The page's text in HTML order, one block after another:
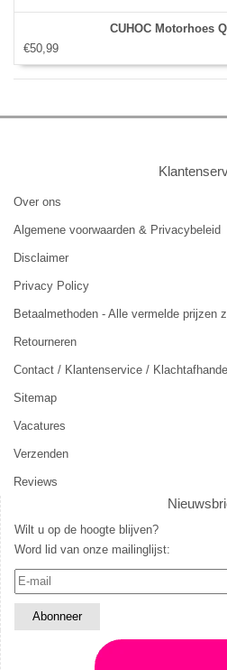
CUHOC Motorhoes
€50,99
Over ons
Algemene voorwaarden & Privacybeleid
Disclaimer
Privacy Policy
Betaalmethoden - Alle vermelde prijzen
Retourneren
Contact / Klantenservice /
Sitemap
Vacatures
Verzenden
Reviews
Wilt u op de hoogte blijven?
Word lid van onze mailinglijst: